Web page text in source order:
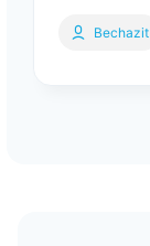
Bechazit